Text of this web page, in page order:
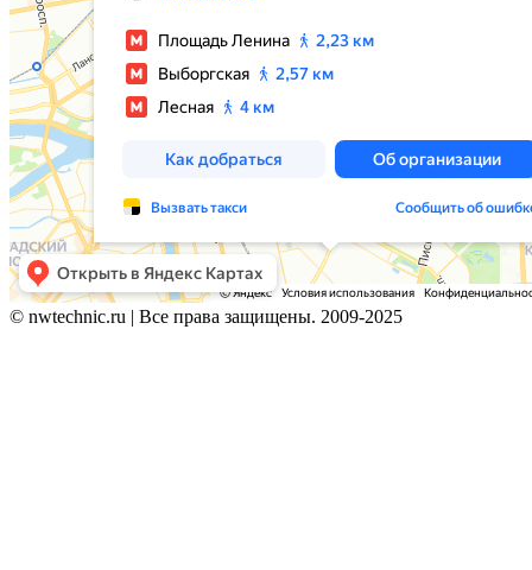
© nwtechnic.ru | Все права защищены. 2009-2025